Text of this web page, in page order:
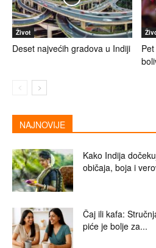
Život
Deset najvećih gradova u Indiji
NAJNOVIJE
Kako Indija
običaja, boja i
Čaj ili kafa:
piće je bolje za...